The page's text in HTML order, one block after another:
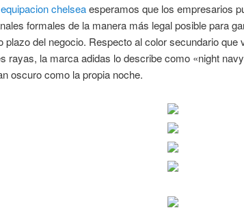
equipacion chelseaesperamos que los empresarios
formales de la manera más legal posible para
plazo del negocio. Respecto al color secundario
rayas, la marca adidas lo describe como «night
oscuro como la propia noche.